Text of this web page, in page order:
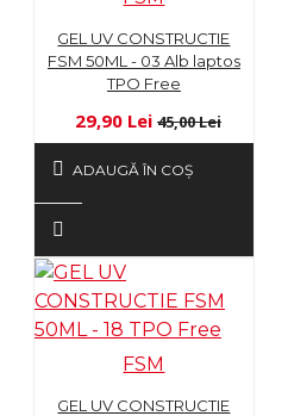
GEL UV CONSTRUCTIE
FSM 50ML - 03 Alb laptos
TPO Free
29,90 Lei 45,00 Lei
ADAUGĂ ÎN COŞ
FSM
GEL UV CONSTRUCTIE